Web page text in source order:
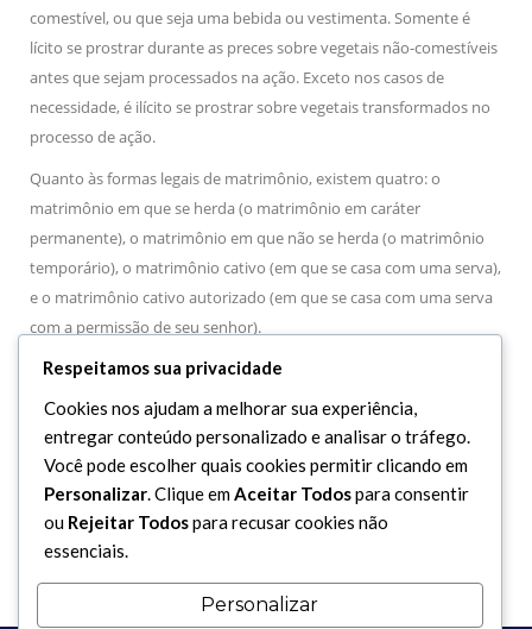
comestível, ou que seja uma bebida ou vestimenta. Somente é
lícito se prostrar durante as preces sobre vegetais não-comestíveis
antes que sejam processados na ação. Exceto nos casos de
necessidade, é ilícito se prostrar sobre vegetais transformados no
processo de ação.
Quanto às formas legais de matrimônio, existem quatro: o
matrimônio em que se herda (o matrimônio em caráter
permanente), o matrimônio em que não se herda (o matrimônio
temporário), o matrimônio cativo (em que se casa com uma serva),
e o matrimônio cativo autorizado (em que se casa com uma serva
com a permissão de seu senhor).
Quanto à propriedade legal, existem seis formas de posse legal,
que são: a posse dos espólios de guerra, a posse por compra, a
posse por herança, a posse por doação, a posse por empréstimo e
a posse por aluguel (arrendamento).
São esses os gastos lícitos, recomendáveis ou obrigatórios.
Respeitamos sua privacidade
Cookies nos ajudam a melhorar sua experiência,
entregar conteúdo personalizado e analisar o tráfego.
Você pode escolher quais cookies permitir clicando em
Personalizar. Clique emAceitar Todospara consentir
ou Rejeitar Todospara recusar cookies não
essenciais.
Personalizar